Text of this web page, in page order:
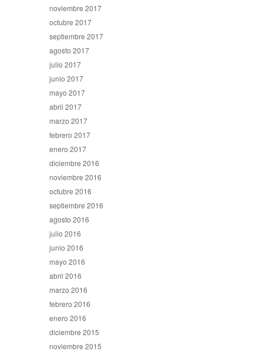
noviembre 2017
octubre 2017
septiembre 2017
agosto 2017
julio 2017
junio 2017
mayo 2017
abril 2017
marzo 2017
febrero 2017
enero 2017
diciembre 2016
noviembre 2016
octubre 2016
septiembre 2016
agosto 2016
julio 2016
junio 2016
mayo 2016
abril 2016
marzo 2016
febrero 2016
enero 2016
diciembre 2015
noviembre 2015